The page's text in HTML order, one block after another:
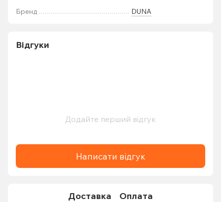
Бренд DUNA
Відгуки
Додайте перший відгук
Написати відгук
Доставка Оплата